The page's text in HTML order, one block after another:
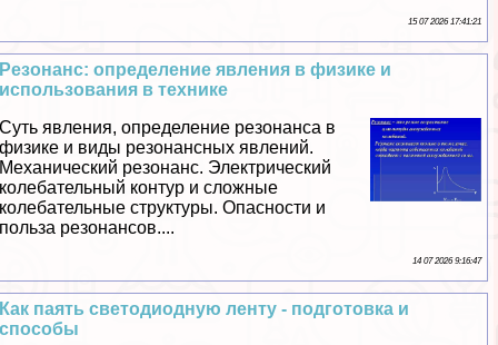
15 07 2026 17:41:21
Резонанс: определение явления в физике и
использования в технике
Суть явления, определение резонанса в
физике и виды резонансных явлений.
Механический резонанс. Электрический
колебательный контур и сложные
колебательные структуры. Опасности и
польза резонансов....
14 07 2026 9:16:47
Как паять светодиодную ленту - подготовка и
способы